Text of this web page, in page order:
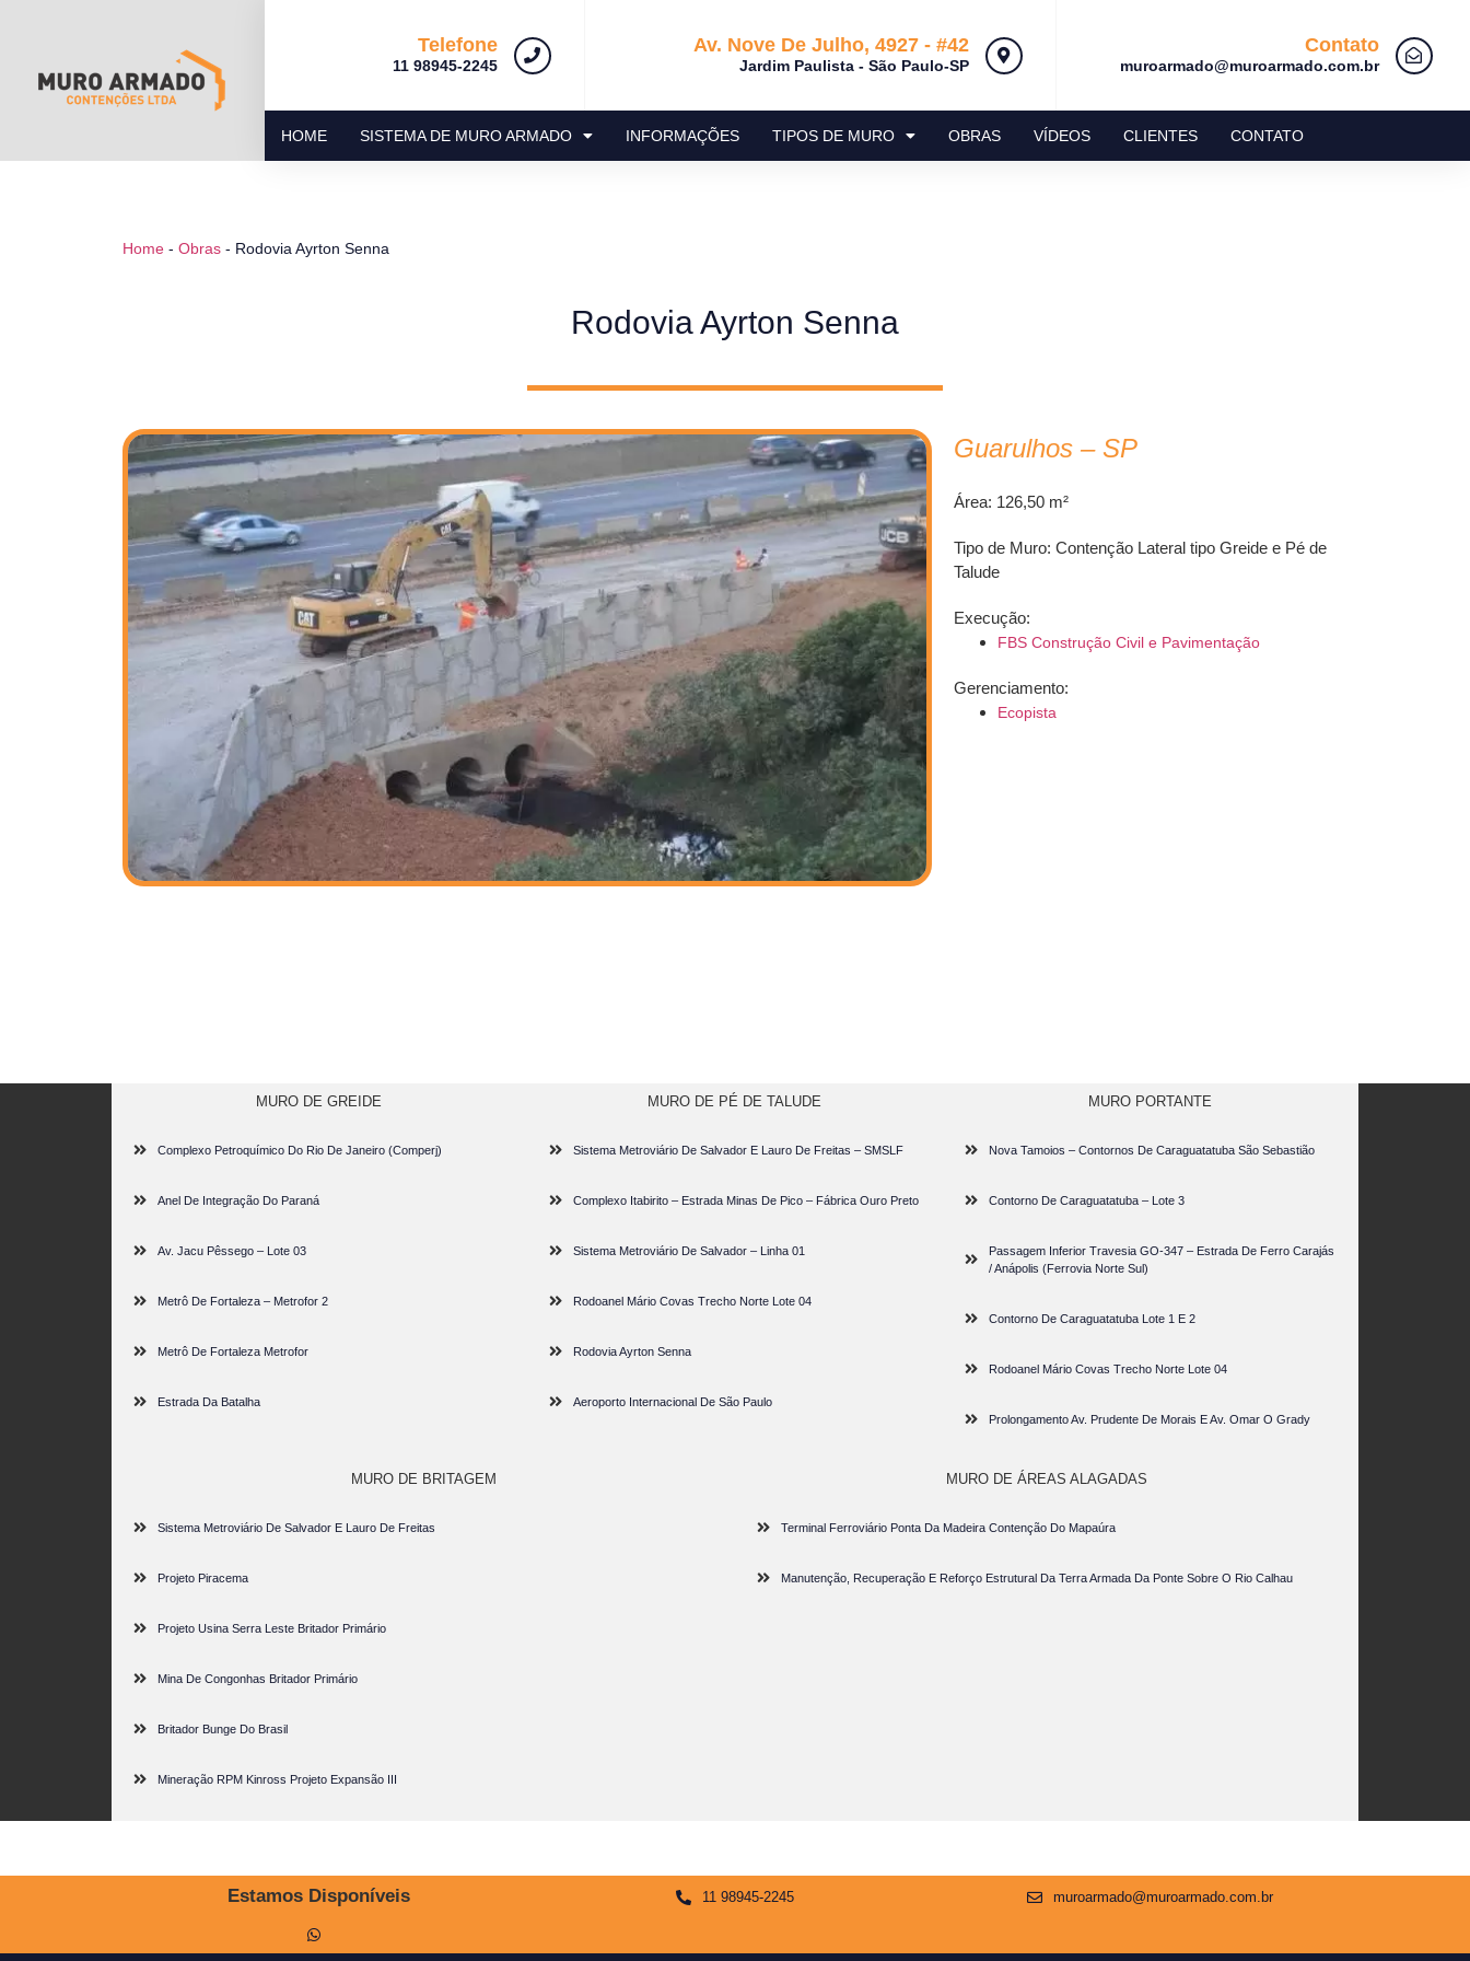
Telefone
11 98945-2245
Av. Nove De Julho, 4927 - #42
Jardim Paulista - São Paulo-SP
Contato
muroarmado@muroarmado.com.br
HOME SISTEMA DE MURO ARMADO INFORMAÇÕES TIPOS DE MURO OBRAS VÍDEOS CLIENTES CONTATO
Home - Obras - Rodovia Ayrton Senna
Rodovia Ayrton Senna
Guarulhos – SP
Área: 126,50 m²
Tipo de Muro: Contenção Lateral tipo Greide e Pé de
Talude
Execução:
FBS Construção Civil e Pavimentação
Gerenciamento:
Ecopista
MURO DE GREIDE
Complexo Petroquímico Do Rio De Janeiro (Comperj)
Anel De Integração Do Paraná
Av. Jacu Pêssego – Lote 03
Metrô De Fortaleza – Metrofor 2
Metrô De Fortaleza Metrofor
Estrada Da Batalha
MURO DE PÉ DE TALUDE
Sistema Metroviário De Salvador E Lauro De Freitas – SMSLF
Complexo Itabirito – Estrada Minas De Pico – Fábrica Ouro Preto
Sistema Metroviário De Salvador – Linha 01
Rodoanel Mário Covas Trecho Norte Lote 04
Rodovia Ayrton Senna
Aeroporto Internacional De São Paulo
MURO PORTANTE
Nova Tamoios – Contornos De Caraguatatuba São Sebastião
Contorno De Caraguatatuba – Lote 3
Passagem Inferior Travesia GO-347 – Estrada De Ferro Carajás
/ Anápolis (Ferrovia Norte Sul)
Contorno De Caraguatatuba Lote 1 E 2
Rodoanel Mário Covas Trecho Norte Lote 04
Prolongamento Av. Prudente De Morais E Av. Omar O Grady
MURO DE BRITAGEM
Sistema Metroviário De Salvador E Lauro De Freitas
Projeto Piracema
Projeto Usina Serra Leste Britador Primário
Mina De Congonhas Britador Primário
Britador Bunge Do Brasil
Mineração RPM Kinross Projeto Expansão III
MURO DE ÁREAS ALAGADAS
Terminal Ferroviário Ponta Da Madeira Contenção Do Mapaúra
Manutenção, Recuperação E Reforço Estrutural Da Terra Armada Da Ponte Sobre O Rio Calhau
Estamos Disponíveis 11 98945-2245 muroarmado@muroarmado.com.br